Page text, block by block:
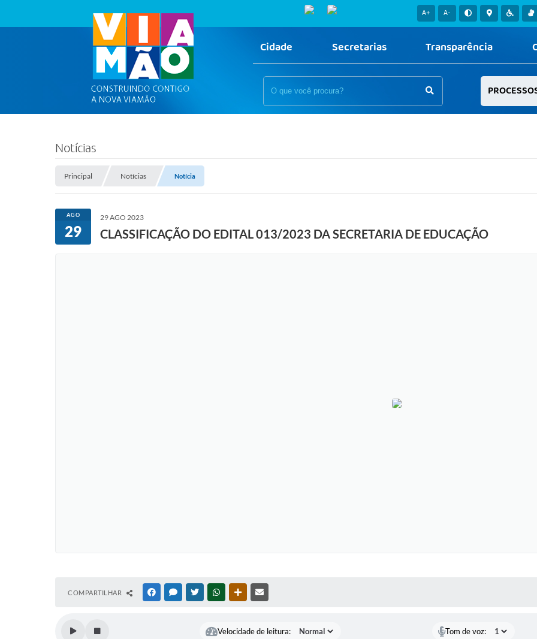
A+ A-
Cidade Secretarias Transparência
Notícias
Principal Notícias Notícia
AGO
29
29 AGO 2023
CLASSIFICAÇÃO DO EDITAL 013/2023 DA SECRETARIA DE EDUCAÇÃO
COMPARTILHAR FACEBOOKMESSENGER
TWITTERWHATSAPPOUTRAS MÍDIAS
Velocidade de leitura: Tom de voz: